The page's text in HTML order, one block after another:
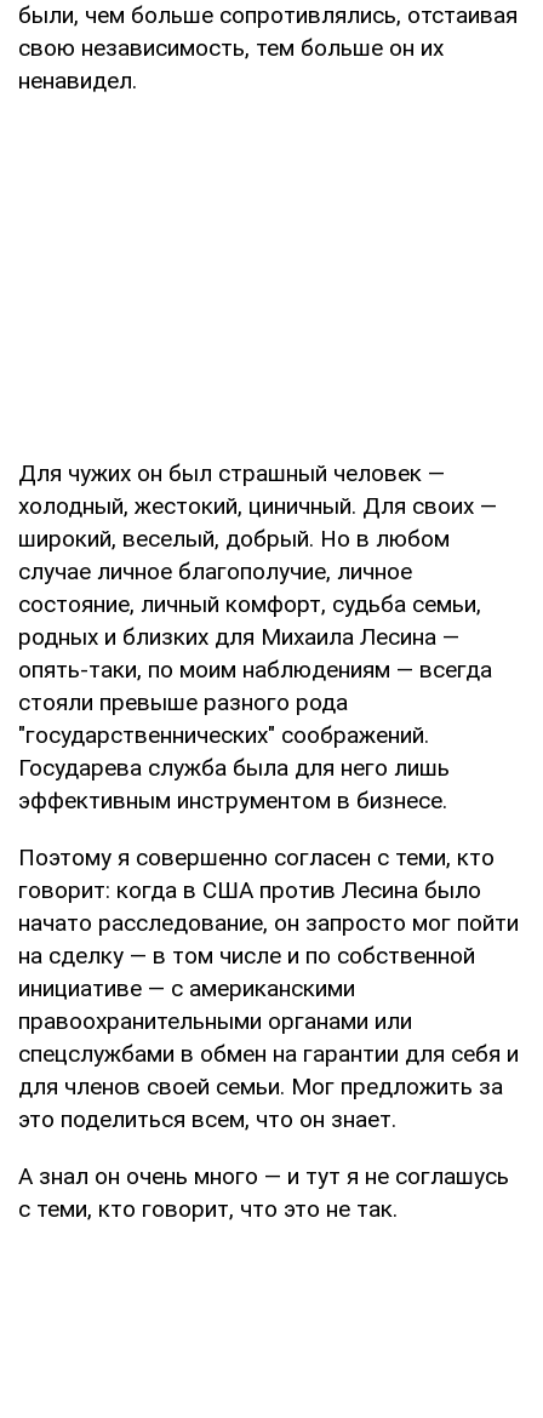
были, чем больше сопротивлялись, отстаивая
свою независимость, тем больше он их
ненавидел.
Для чужих он был страшный человек —
холодный, жестокий, циничный. Для своих —
широкий, веселый, добрый. Но в любом
случае личное благополучие, личное
состояние, личный комфорт, судьба семьи,
родных и близких для Михаила Лесина —
опять-таки, по моим наблюдениям — всегда
стояли превыше разного рода
"государственнических" соображений.
Государева служба была для него лишь
эффективным инструментом в бизнесе.
Поэтому я совершенно согласен с теми, кто
говорит: когда в США против Лесина было
начато расследование, он запросто мог пойти
на сделку — в том числе и по собственной
инициативе — с американскими
правоохранительными органами или
спецслужбами в обмен на гарантии для себя и
для членов своей семьи. Мог предложить за
это поделиться всем, что он знает.
А знал он очень много — и тут я не соглашусь
с теми, кто говорит, что это не так.